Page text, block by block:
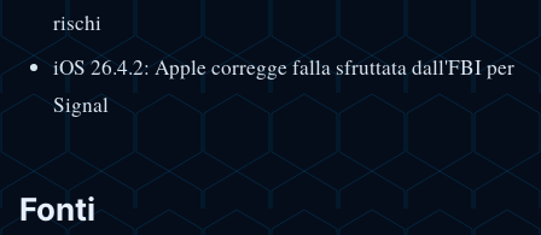
rischi
iOS 26.4.2: Apple corregge falla sfruttata dall'FBI per
Signal
Fonti